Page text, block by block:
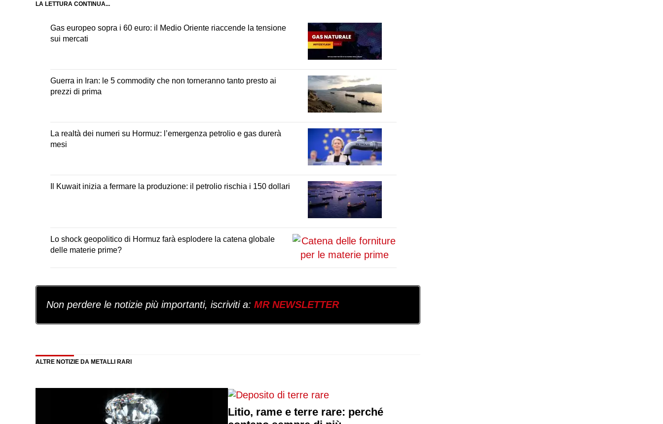
LA LETTURA CONTINUA...
Gas europeo sopra i 60 euro: il Medio Oriente riaccende la tensione
sui mercati
Guerra in Iran: le 5 commodity che non torneranno tanto presto ai
prezzi di prima
La realtà dei numeri su Hormuz: l’emergenza petrolio e gas durerà
mesi
Il Kuwait inizia a fermare la produzione: il petrolio rischia i 150 dollari
Lo shock geopolitico di Hormuz farà esplodere la catena globale
delle materie prime?
Non perdere le notizie più importanti, iscriviti a: MR NEWSLETTER
ALTRE NOTIZIE DA METALLI RARI
Litio, rame e terre rare: perché